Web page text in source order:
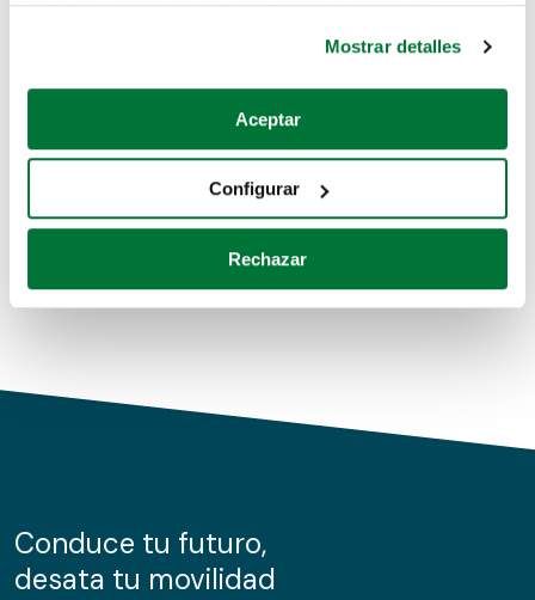
Si lo permite, también quisiéramos:
Recopilar información sobre su ubicación geográfica
Identificar su dispositivo analizándolo activamente
para buscar características específicas (huellas
Obtenga más información sobre cómo se procesan sus
de cookies.
información sobre el uso que haga del sitio web con
nuestros partners de redes sociales, publicidad y análisis
Mostrar detalles
Aceptar
Configurar
Rechazar
Coches de segunda mano
Coches de km0
Conduce tu futuro,
desata tu movilidad